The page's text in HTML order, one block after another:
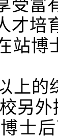
受富
才培
站博
上
另
士